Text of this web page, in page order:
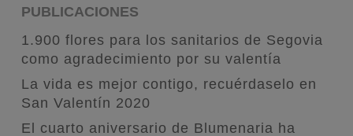
PUBLICACIONES
1.900 flores para los sanitarios de Segovia
como agradecimiento por su valentía
La vida es mejor contigo, recuérdaselo en
San Valentín 2020
El cuarto aniversario de Blumenaria ha